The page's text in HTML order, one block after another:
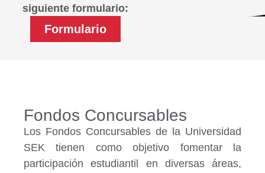
siguiente formulario:
Formulario
Fondos Concursables
Los Fondos Concursables de la Universidad
SEK tienen como objetivo fomentar la
participación estudiantil en diversas áreas,